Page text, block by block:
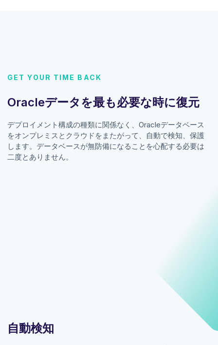
GET YOUR TIME BACK
Oracleデータを最も必要な時に復元
デプロイメント構成の種類に関係なく、Oracleデータベース
をオンプレミスとクラウドをまたがって、自動で検知、保護
します。データベースが無防備になることを心配する必要は
二度とありません。
自動検知